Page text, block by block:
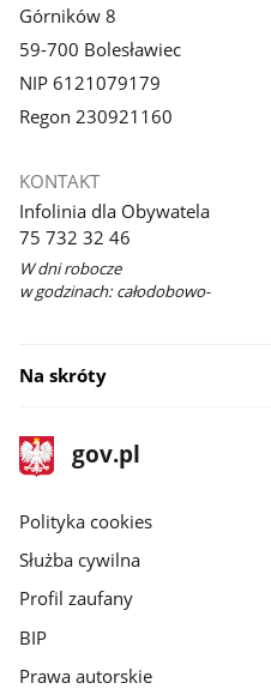
Górników 8
59-700 Bolesławiec
NIP 6121079179
Regon 230921160
KONTAKT
Infolinia dla Obywatela
75 732 32 46
W dni robocze
w godzinach: całodobowo-
Na skróty
stopka
gov.pl
Strona
gov.pl
gov.pl
Polityka cookies
Służba cywilna
Profil zaufany
BIP
Prawa autorskie